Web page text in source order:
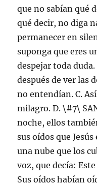
que no sabían qué
qué decir, no diga
permanecer en
suponga que eres
despejar toda
después de ver las
no entendían. C.
milagro. D. \#7\
noche, ellos
sus oídos que
una nube que los
voz, que decía:
Sus oídos habían